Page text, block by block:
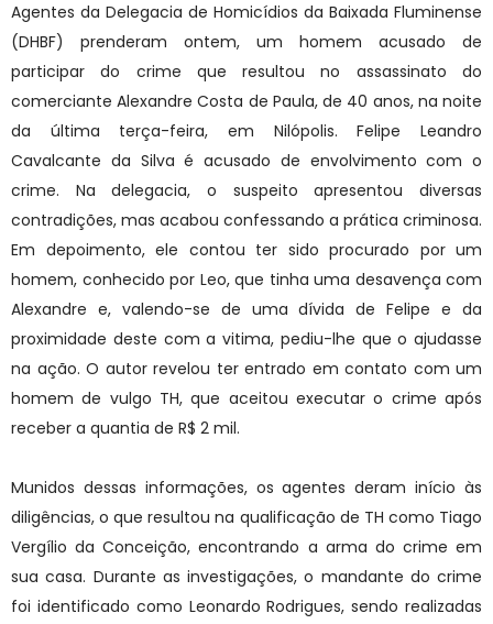
Agentes da Delegacia de Homicídios da Baixada Fluminense
(DHBF) prenderam ontem, um homem acusado de
participar do crime que resultou no assassinato do
comerciante Alexandre Costa de Paula, de 40 anos, na noite
da última terça-feira, em Nilópolis. Felipe Leandro
Cavalcante da Silva é acusado de envolvimento com o
crime. Na delegacia, o suspeito apresentou diversas
contradições, mas acabou confessando a prática criminosa.
Em depoimento, ele contou ter sido procurado por um
homem, conhecido por Leo, que tinha uma desavença com
Alexandre e, valendo-se de uma dívida de Felipe e da
proximidade deste com a vitima, pediu-lhe que o ajudasse
na ação. O autor revelou ter entrado em contato com um
homem de vulgo TH, que aceitou executar o crime após
receber a quantia de R$ 2 mil.
Munidos dessas informações, os agentes deram início às
diligências, o que resultou na qualificação de TH como Tiago
Vergílio da Conceição, encontrando a arma do crime em
sua casa. Durante as investigações, o mandante do crime
foi identificado como Leonardo Rodrigues, sendo realizadas